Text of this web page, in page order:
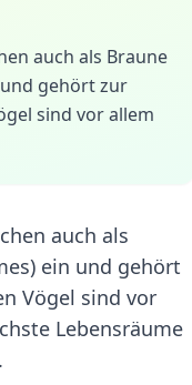
auch als Braune
gehört zur
sind vor allem
auch als
ein und gehört
Vögel sind vor
Lebensräume